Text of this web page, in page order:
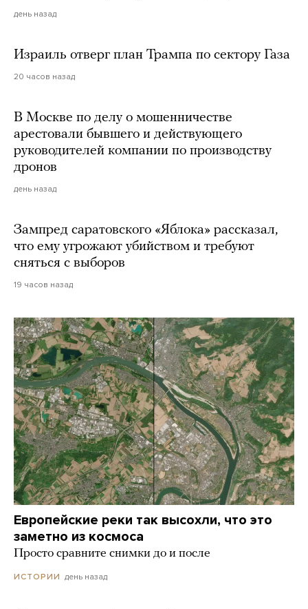
день назад
Израиль отверг план Трампа по сектору Газа
20 часов назад
В Москве по делу о мошенничестве
арестовали бывшего и действующего
руководителей компании по производству
дронов
день назад
Зампред саратовского «Яблока» рассказал,
что ему угрожают убийством и требуют
сняться с выборов
19 часов назад
Европейские реки так высохли, что это
заметно из космоса
Просто сравните снимки до и после
ИСТОРИИ день назад